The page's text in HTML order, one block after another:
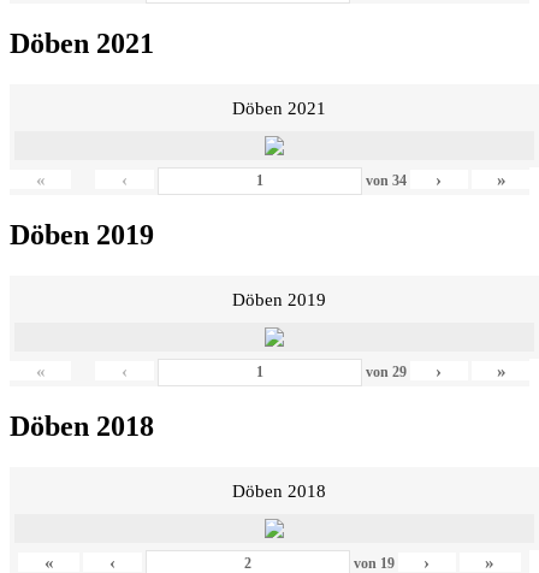
Döben 2021
Döben 2021
« ‹ von 34 › »
Döben 2019
Döben 2019
« ‹ von 29 › »
Döben 2018
Döben 2018
« ‹ von 19 › »